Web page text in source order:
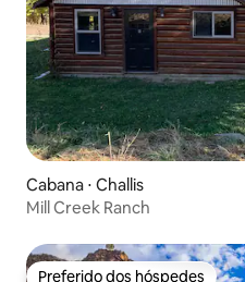
Cabana ⋅ Challis
Mill Creek Ranch
Preferido dos hóspedes